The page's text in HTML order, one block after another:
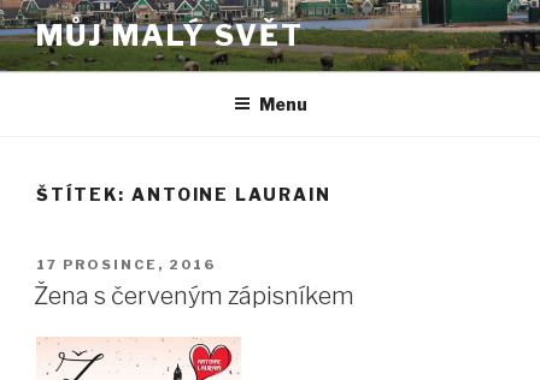
Přejít
k
obsahu
MŮJ MALÝ SVĚT
Menu
ŠTÍTEK: ANTOINE LAURAIN
PUBLIKOVÁNO
17 PROSINCE, 2016
Žena s červeným zápisníkem